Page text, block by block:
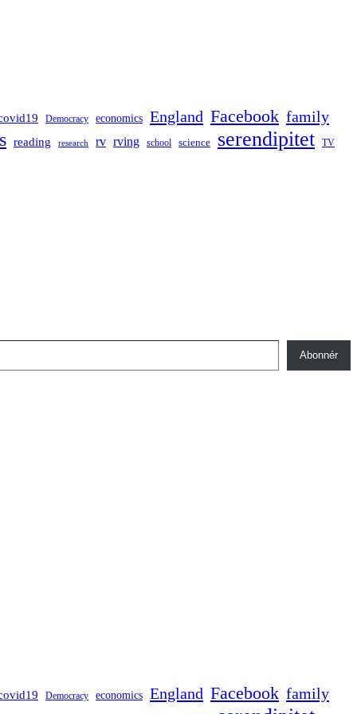
Democracy economics England Facebook family
reading research rv rving school science serendipitet TV
Abonnér
Democracy economics England Facebook family